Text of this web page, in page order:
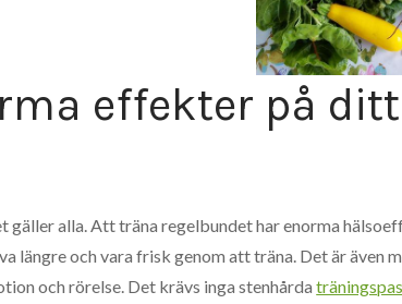
effekter på ditt
gäller alla. Att träna regelbundet har enorma
längre och vara frisk genom att träna. Det är även
och rörelse. Det krävs inga stenhårda